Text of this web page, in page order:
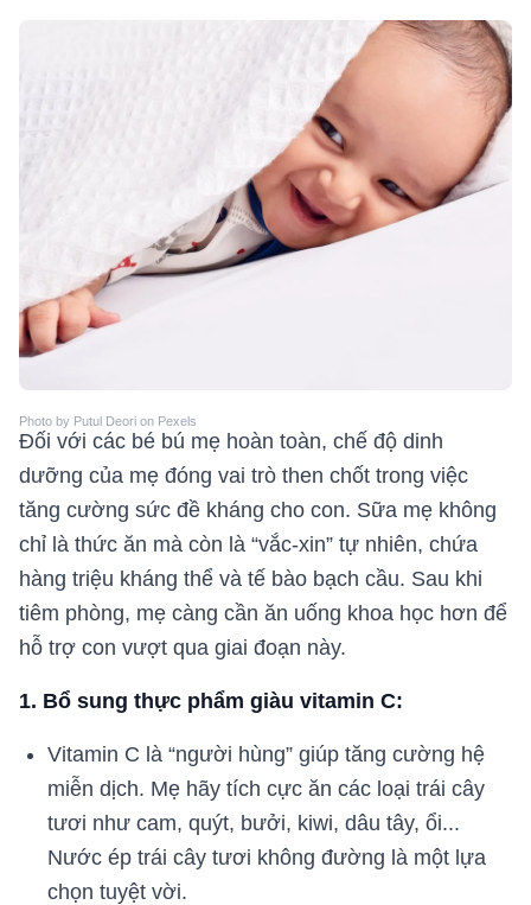
Photo by Putul Deori on Pexels
Đối với các bé bú mẹ hoàn toàn, chế độ dinh
dưỡng của mẹ đóng vai trò then chốt trong việc
tăng cường sức đề kháng cho con. Sữa mẹ không
chỉ là thức ăn mà còn là “vắc-xin” tự nhiên, chứa
hàng triệu kháng thể và tế bào bạch cầu. Sau khi
tiêm phòng, mẹ càng cần ăn uống khoa học hơn để
hỗ trợ con vượt qua giai đoạn này.
1. Bổ sung thực phẩm giàu vitamin C:
Vitamin C là “người hùng” giúp tăng cường hệ
miễn dịch. Mẹ hãy tích cực ăn các loại trái cây
tươi như cam, quýt, bưởi, kiwi, dâu tây, ổi...
Nước ép trái cây tươi không đường là một lựa
chọn tuyệt vời.